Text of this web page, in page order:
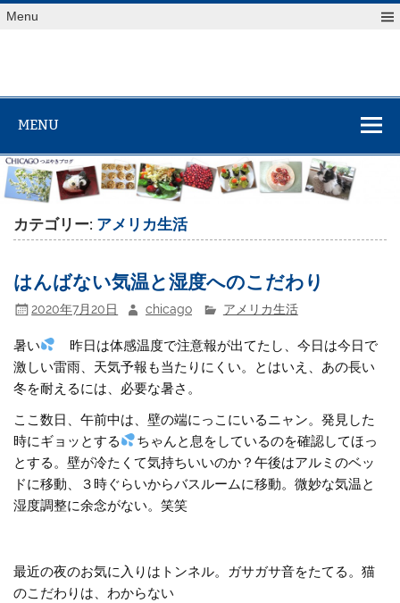
Skip
toMenu
MENU
カテゴリー: アメリカ生活
はんばない気温と湿度へのこだわり
2020年7月20日 chicago アメリカ生活
暑い
昨日は体感温度で注意報が出てたし、今日は今日で
激しい雷雨、天気予報も当たりにくい。とはいえ、あの長い
冬を耐えるには、必要な暑さ。
ここ数日、午前中は、壁の端にっこにいるニャン。発見した
時にギョッとする
ちゃんと息をしているのを確認してほっ
とする。壁が冷たくて気持ちいいのか？午後はアルミのベッ
ドに移動、３時ぐらいからバスルームに移動。微妙な気温と
湿度調整に余念がない。笑笑
最近の夜のお気に入りはトンネル。ガサガサ音をたてる。猫
のこだわりは、わからない